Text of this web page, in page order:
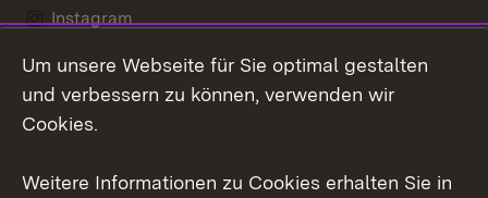
Instagram
Social Wall
Um unsere Webseite für Sie optimal gestalten
und verbessern zu können, verwenden wir
Cookies.
Weitere Informationen zu Cookies erhalten Sie in